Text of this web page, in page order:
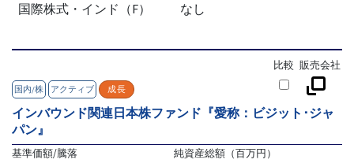
国際株式・インド（F） なし
国内/株 アクティブ 成長
比較 販売会社
インバウンド関連日本株ファンド『愛称：ビジット･ジャ
パン』
基準価額/騰落 純資産総額（百万円）